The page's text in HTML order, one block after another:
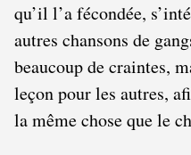
qu’il l’a fécondée,
autres chansons de
beaucoup de craintes,
leçon pour les autres,
la même chose que le